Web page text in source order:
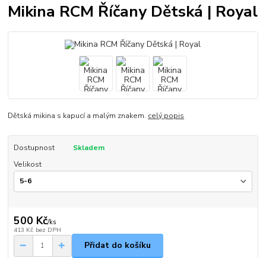
Mikina RCM Říčany Dětská | Royal
Dětská mikina s kapucí a malým znakem. celý popis
Dostupnost
Skladem
Velikost
500 Kč/ks
413 Kč bez DPH
Přidat do košíku